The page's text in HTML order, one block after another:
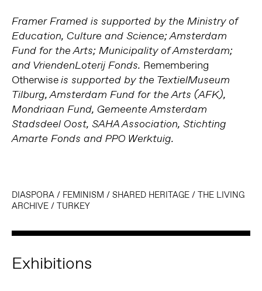
Framer Framed is supported by the Ministry of
Education, Culture and Science; Amsterdam
Fund for the Arts; Municipality of Amsterdam;
and VriendenLoterij Fonds. Remembering
Otherwiseis supported by the TextielMuseum
Tilburg, Amsterdam Fund for the Arts (AFK),
Mondriaan Fund, Gemeente Amsterdam
Stadsdeel Oost, SAHA Association, Stichting
Amarte Fonds and PPO Werktuig.
DIASPORA/ FEMINISM / SHARED HERITAGE/ THE LIVING
ARCHIVE/ TURKEY
Exhibitions